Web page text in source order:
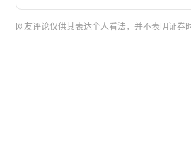
网友评论仅供其表达个人看法，并不表明证券